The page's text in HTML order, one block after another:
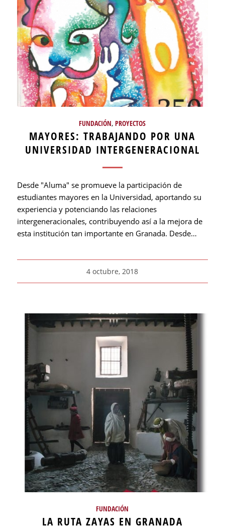
FUNDACIÓN,PROYECTOS
MAYORES: TRABAJANDO POR UNA
UNIVERSIDAD INTERGENERACIONAL
Desde "Aluma" se promueve la participación de
estudiantes mayores en la Universidad, aportando su
experiencia y potenciando las relaciones
intergeneracionales, contribuyendo así a la mejora de
esta institución tan importante en Granada. Desde…
4 octubre, 2018
FUNDACIÓN
LA RUTA ZAYAS EN GRANADA